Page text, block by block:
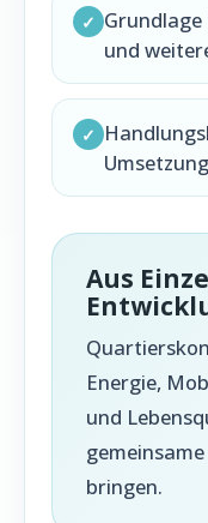
✓
und
✓
Aus
Energie,
und
bringen.